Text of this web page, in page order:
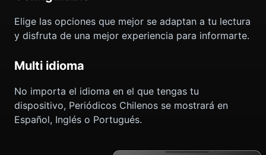
Elige las opciones que mejor se adaptan a tu lectura
y disfruta de una mejor experiencia para informarte.
Multi idioma
No importa el idioma en el que tengas tu
dispositivo, Periódicos Chilenos se mostrará en
Español, Inglés o Portugués.